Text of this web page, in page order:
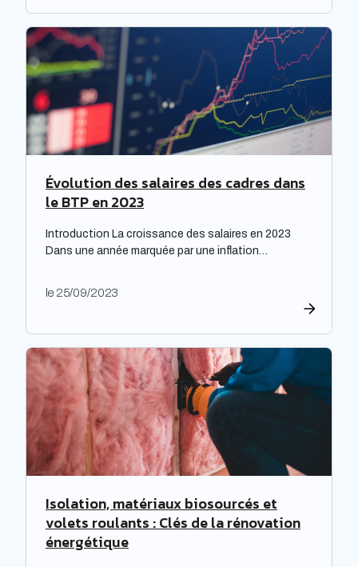
étude prospective réalisée par la Banque des
territoires met en lumière les enjeux majeurs […]
Évolution des salaires des cadres dans
le BTP en 2023
Introduction La croissance des salaires en 2023
Dans une année marquée par une inflation
une inflation hors-norme, les entreprises ont mis la
Expectra dans son 21ème baromètre, évoquant une
progression […]
le 25/09/2023
Isolation, matériaux biosourcés et
volets roulants : Clés de la rénovation
énergétique